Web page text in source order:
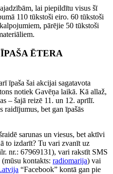
lai piepildītu visus šī
110 tūkstoši eiro. 60 tūkstoši
pārējie 50 tūkstoši
ĒTERA
īpaša šai akcijai sagatavota
notiek Gavēņa laikā. Kā allaž,
– šajā reizē 11. un 12. aprīlī.
raidījumus, bet gan īpašās
sarunas un viesus, bet aktīvi
to izdarīt? Tu vari zvanīt uz
nr.: 67969131), vari rakstīt SMS
kontakts: radiomarija) vai
“Facebook” kontā gan pie